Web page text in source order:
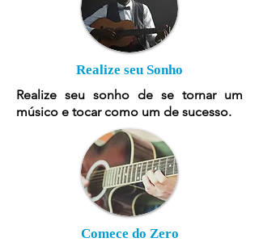
Realize seu Sonho
Realize seu sonho de se tornar um
músico e tocar como um de sucesso.
Comece do Zero